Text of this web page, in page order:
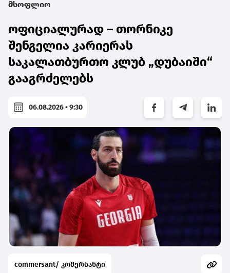
მსოფლიო
ოფიციალურად – თორნიკე
შენგელია კარიერას
საკალათბურთო კლუბ „დუბაიში“
გააგრძელებს
06.08.2026 • 9:30
commersant/ კომერსანტი